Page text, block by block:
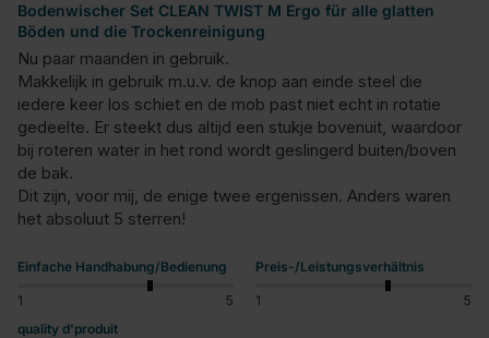
Bodenwischer Set CLEAN TWIST M Ergo für alle glatten
Böden und die Trockenreinigung
Nu paar maanden in gebruik.
Makkelijk in gebruik m.u.v. de knop aan einde steel die
iedere keer los schiet en de mob past niet echt in rotatie
gedeelte. Er steekt dus altijd een stukje bovenuit, waardoor
bij roteren water in het rond wordt geslingerd buiten/boven
de bak.
Dit zijn, voor mij, de enige twee ergenissen. Anders waren
het absoluut 5 sterren!
Einfache Handhabung/Bedienung
1 5
Preis-/Leistungsverhältnis
1
5
quality d'produit